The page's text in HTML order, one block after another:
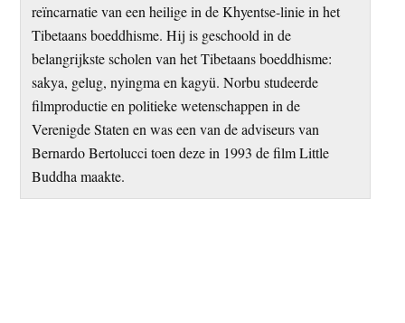
reïncarnatie van een heilige in de Khyentse-linie in het
Tibetaans boeddhisme. Hij is geschoold in de
belangrijkste scholen van het Tibetaans boeddhisme:
sakya, gelug, nyingma en kagyü. Norbu studeerde
filmproductie en politieke wetenschappen in de
Verenigde Staten en was een van de adviseurs van
Bernardo Bertolucci toen deze in 1993 de film Little
Buddha maakte.